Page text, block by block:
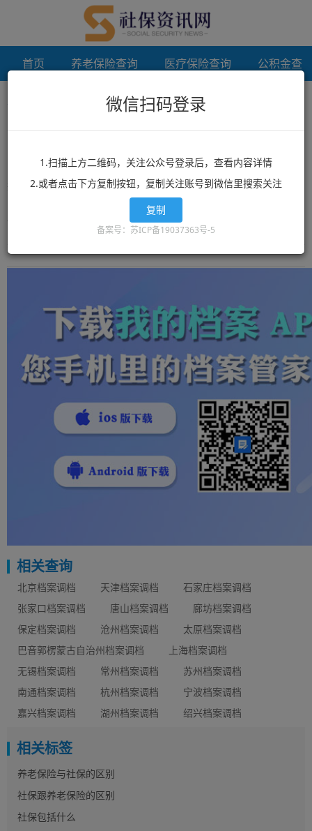
首页 养老保险查询 医疗保险查询 公积金查
档案调档
想了解档案调档？档案调档相关政策？档案调档最新消息？就来
12333社保查询网！这里有全网最丰富的精品档案调档相关文章资
讯，档案调档的最新信息可以让你快速的获取您想要了解的内容。
相关查询
北京档案调档 天津档案调档
石家庄档案调档
张家口档案调档
唐山档案调档
廊坊档案调档
保定档案调档
沧州档案调档
太原档案调档
巴音郭楞蒙古自治州档案调档
上海档案调档
无锡档案调档
常州档案调档
苏州档案调档
南通档案调档
杭州档案调档
宁波档案调档
嘉兴档案调档
湖州档案调档 绍兴档案调档
相关标签
养老保险与社保的区别
社保跟养老保险的区别
社保包括什么
微信扫码登录
1.扫描上方二维码，关注公众号登录后，查看内容详情
2.或者点击下方复制按钮，复制关注账号到微信里搜索关注
复制
备案号：苏ICP备19037363号-5